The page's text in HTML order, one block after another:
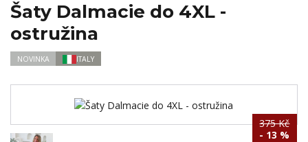
Šaty Dalmacie do 4XL -
ostružina
NOVINKA ITALY
375 Kč
- 13 %